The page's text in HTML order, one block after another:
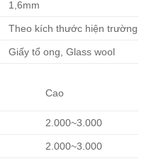
1,6mm
Theo kích thước hiện trường
Giấy tổ ong, Glass wool
Cao
2.000~3.000
2.000~3.000